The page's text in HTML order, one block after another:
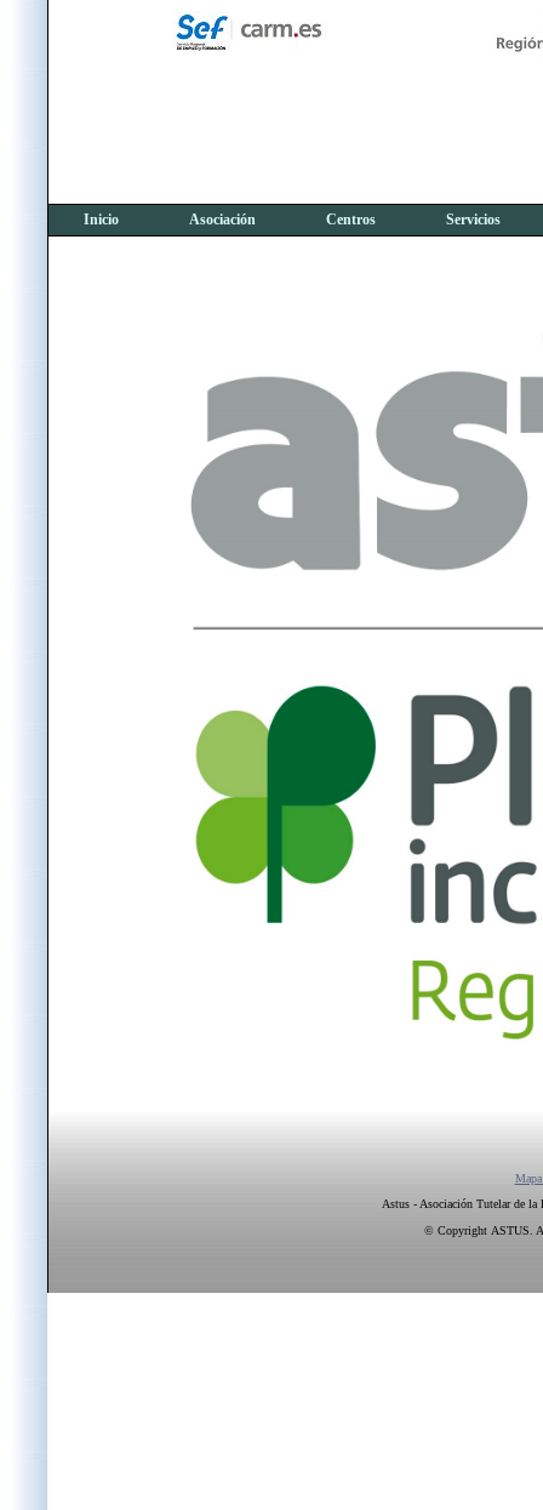
Inicio Asociación Centros Servicios
Astus - Asociación Tutelar de la
© Copyright ASTUS.